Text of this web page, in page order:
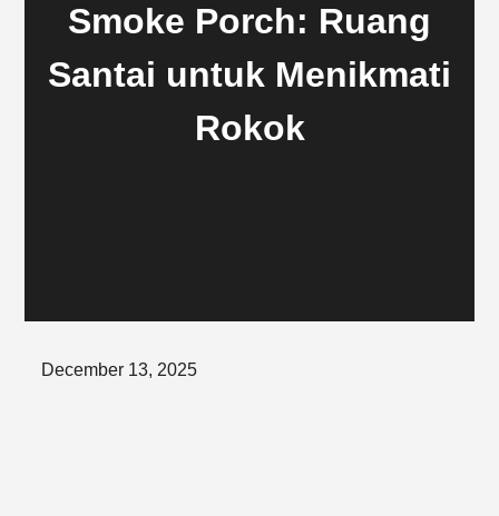
Smoke Porch: Ruang
Santai untuk Menikmati
Rokok
Posted
December 13, 2025